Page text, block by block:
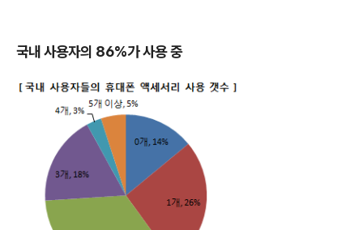
국내 사용자의 86%가 사용 중